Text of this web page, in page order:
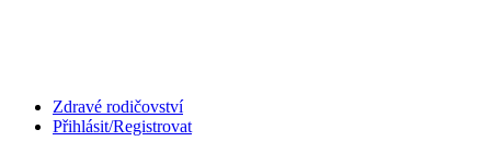
Zdravé rodičovství
Přihlásit/Registrovat